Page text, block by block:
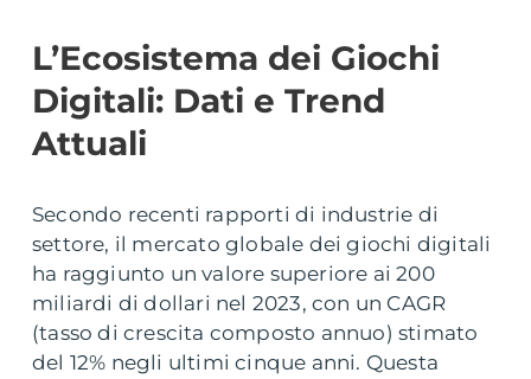
L’Ecosistema dei Giochi
Digitali: Dati e Trend
Attuali
Secondo recenti rapporti di industrie di
settore, il mercato globale dei giochi digitali
ha raggiunto un valore superiore ai200
miliardi di dollari nel 2023, con un CAGR
(tasso di crescita composto annuo) stimato
del 12% negli ultimi cinque anni. Questa